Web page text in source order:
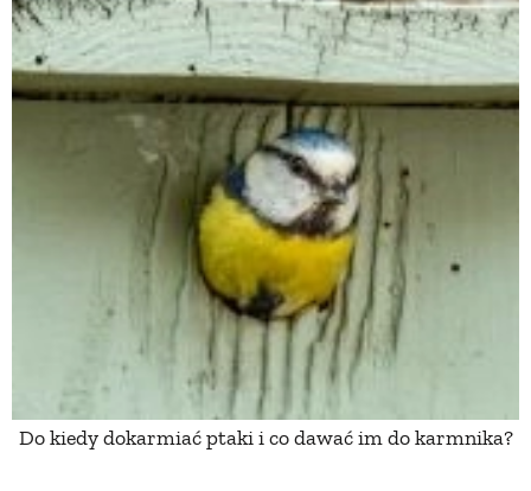
Do kiedy dokarmiać ptaki i co dawać im do karmnika?